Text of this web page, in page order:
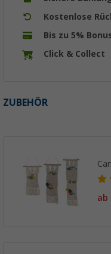
Kostenlose
Bis zu 5%
Click & Collect
ZUBEHÖR
ab